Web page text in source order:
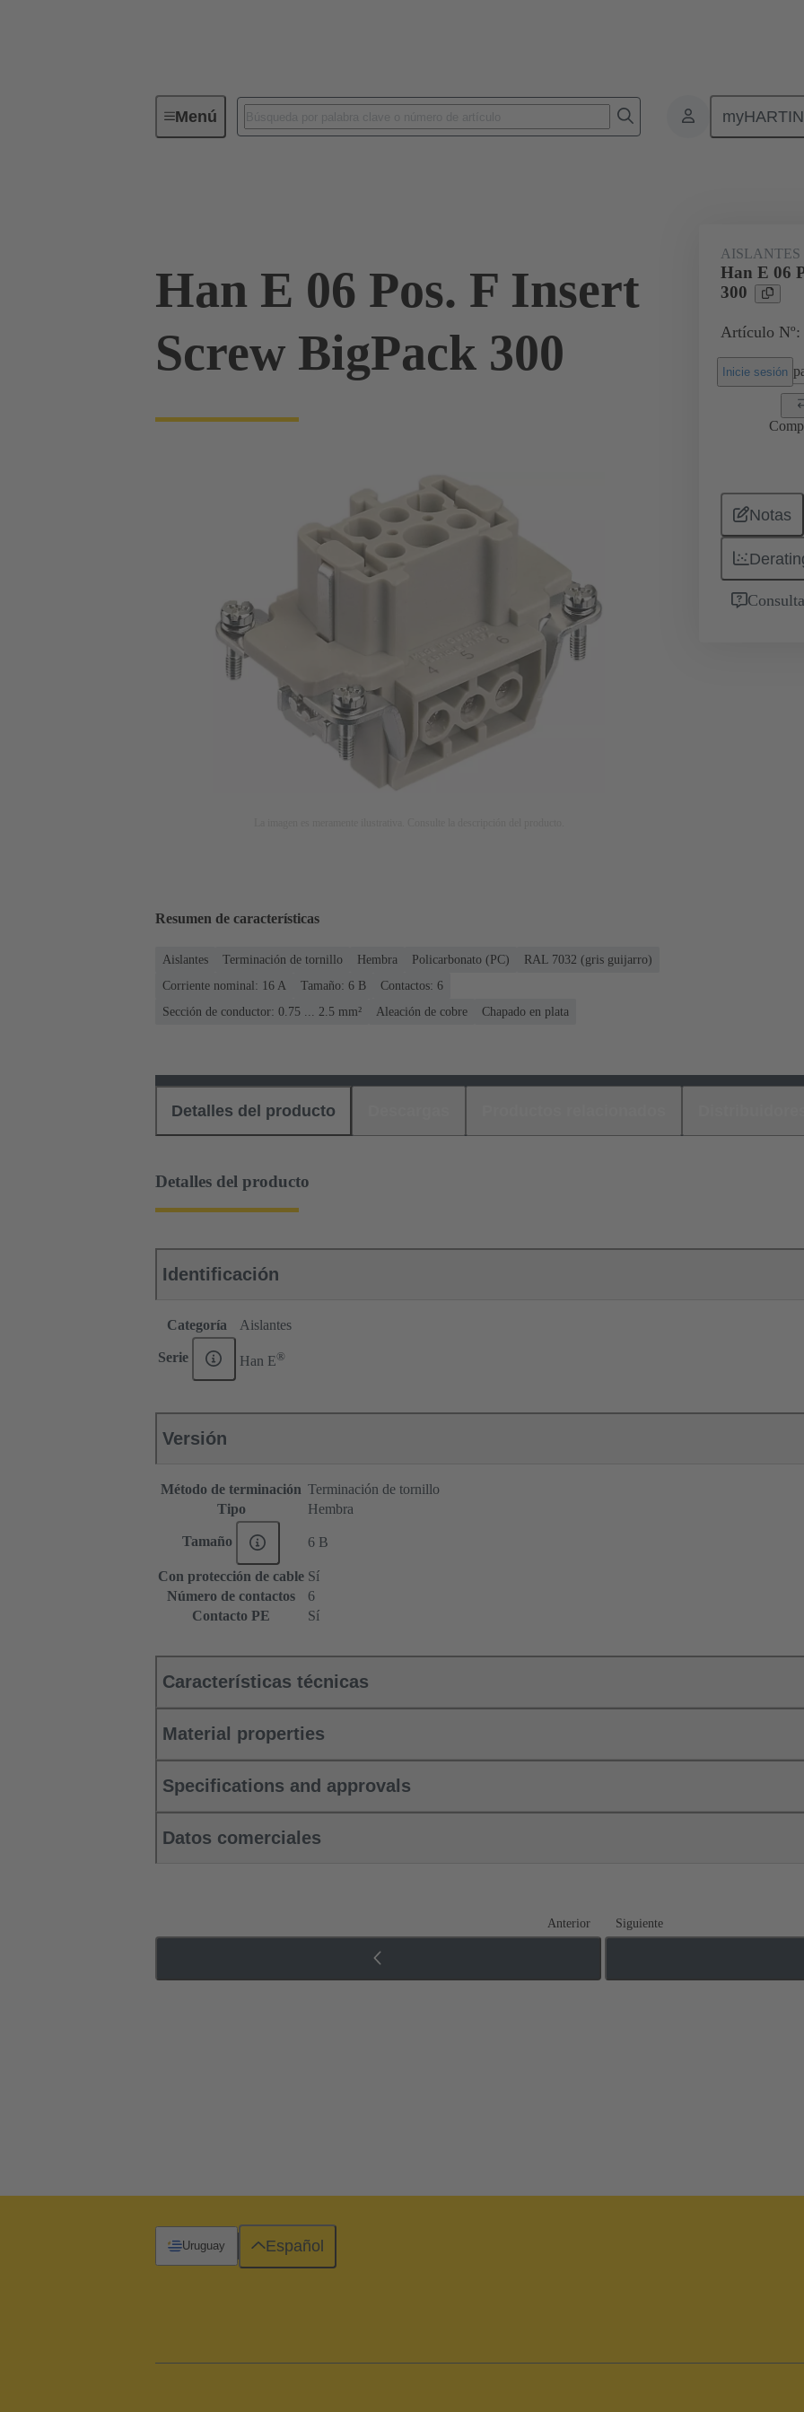
MenúConectores industriales / Han® Aislantes monobloque
Han E 06 Pos. F Insert
Screw BigPack 300
AISLANTES
Han E 06
300
Artículo
Inicie sesión
Notas
Resumen de características
Aislantes Terminación de tornillo Hembra Policarbonato (PC)
RAL 7032 (gris guijarro)
Corriente nominal: ‌16 A
Tamaño: 6 B
Contactos: 6
Sección de conductor: 0.75 ... 2.5 mm²
Aleación de cobre Chapado en plata
Detalles del producto
Detalles del producto
Identificación
Categoría Aislantes
Serie Han E®
Versión
Método de terminación Terminación de tornillo
Tipo
Hembra
Tamaño 6 B
Con protección de cable Sí
Número de contactos
6
Contacto PE
Sí
Características técnicas
Material properties
Specifications and approvals
Datos comerciales
Anterior Siguiente
Uruguay Español